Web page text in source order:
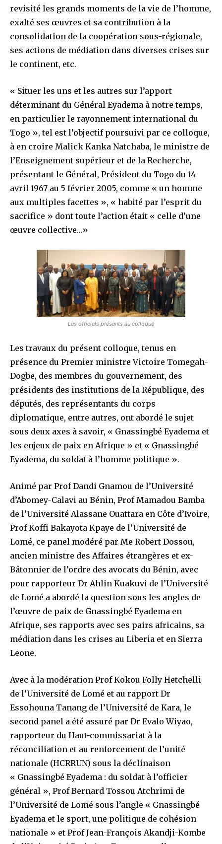
revisité les grands moments de la vie de l’homme,
exalté ses œuvres et sa contribution à la
consolidation de la coopération sous-régionale,
ses actions de médiation dans diverses crises sur
le continent, etc.
« Situer les uns et les autres sur l’apport
déterminant du Général Eyadema à notre temps,
en particulier le rayonnement international du
Togo », tel est l’objectif poursuivi par ce colloque,
à en croire Malick Kanka Natchaba, le ministre de
l’Enseignement supérieur et de la Recherche,
présentant le Général, Président du Togo du 14
avril 1967 au 5 février 2005, comme « un homme
aux multiples facettes », « habité par l’esprit du
sacrifice » dont toute l’action était « celle d’une
œuvre collective…»
Les officiels présents au colloque
Les travaux du présent colloque, tenus en
présence du Premier ministre Victoire Tomegah-
Dogbe, des membres du gouvernement, des
présidents des institutions de la République, des
députés, des représentants du corps
diplomatique, entre autres, ont abordé le sujet
sous deux axes à savoir, « Gnassingbé Eyadema et
les enjeux de paix en Afrique » et « Gnassingbé
Eyadema, du soldat à l’homme politique ».
Animé par Prof Dandi Gnamou de l’Université
d’Abomey-Calavi au Bénin, Prof Mamadou Bamba
de l’Université Alassane Ouattara en Côte d’Ivoire,
Prof Koffi Bakayota Kpaye de l’Université de
Lomé, ce panel modéré par Me Robert Dossou,
ancien ministre des Affaires étrangères et ex-
Bâtonnier de l’ordre des avocats du Bénin, avec
pour rapporteur Dr Ahlin Kuakuvi de l’Université
de Lomé a abordé la question sous les angles de
l’œuvre de paix de Gnassingbé Eyadema en
Afrique, ses rapports avec ses pairs africains, sa
médiation dans les crises au Liberia et en Sierra
Leone.
Avec à la modération Prof Kokou Folly Hetchelli
de l’Université de Lomé et au rapport Dr
Essohouna Tanang de l’Université de Kara, le
second panel a été assuré par Dr Evalo Wiyao,
rapporteur du Haut-commissariat à la
réconciliation et au renforcement de l’unité
nationale (HCRRUN) sous la déclinaison
« Gnassingbé Eyadema : du soldat à l’officier
général », Prof Bernard Tossou Atchrimi de
l’Université de Lomé sous l’angle « Gnassingbé
Eyadema et le sport, une politique de cohésion
nationale » et Prof Jean-François Akandji-Kombe